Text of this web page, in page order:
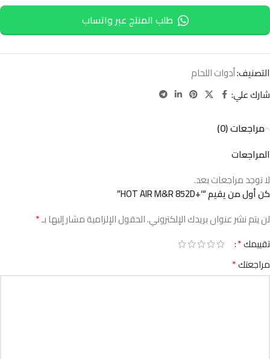
طلب المنتج عبر واتساب
التصنيف:أدوات اللحام
شارك علي:
مراجعات (0)
المراجعات
لا توجد مراجعات بعد.
كن أول من يقيم “‘+HOT AIR M&R 852D”
لن يتم نشر عنوان بريدك الإلكتروني.الحقول الإلزامية مشار إليها بـ*
تقييمك*
مراجعتك*